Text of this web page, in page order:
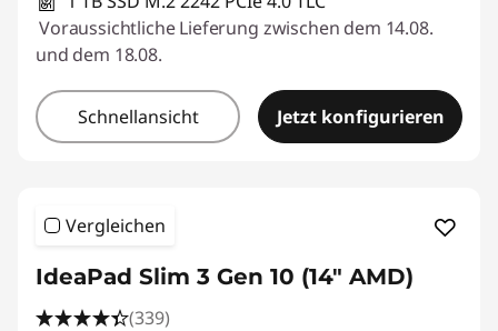
Voraussichtliche Lieferung zwischen dem 14.08.
und dem 18.08.
Schnellansicht Jetzt konfigurieren
Vergleichen
IdeaPad Slim 3 Gen 10 (14" AMD)
(339)